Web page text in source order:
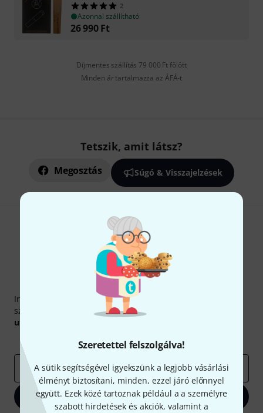
Szeretettel felszolgálva!
A sütik segítségével igyekszünk a legjobb vásárlási
élményt biztosítani, minden, ezzel járó előnnyel
együtt. Ezek közé tartoznak például a a személyre
szabott hirdetések és akciók, valamint a
2
Azonnal szállítható
26 990 Ft
Díjmentes szállítás 79 000 Ft fölött
Minden ár tartalmazza az ÁFÁ-t
Tetszik, amit látsz?
Megosztás Súgó & Visszajelzések
Thomann hírlevél
Iratkozz fel a Thomann angol nyelvű hírlevelére, és kis
szerencsével megnyerheted a50egyenként
utalvány
Inspiráló gondolatok
Akciók
e-mail cím*
Bejelentkezés